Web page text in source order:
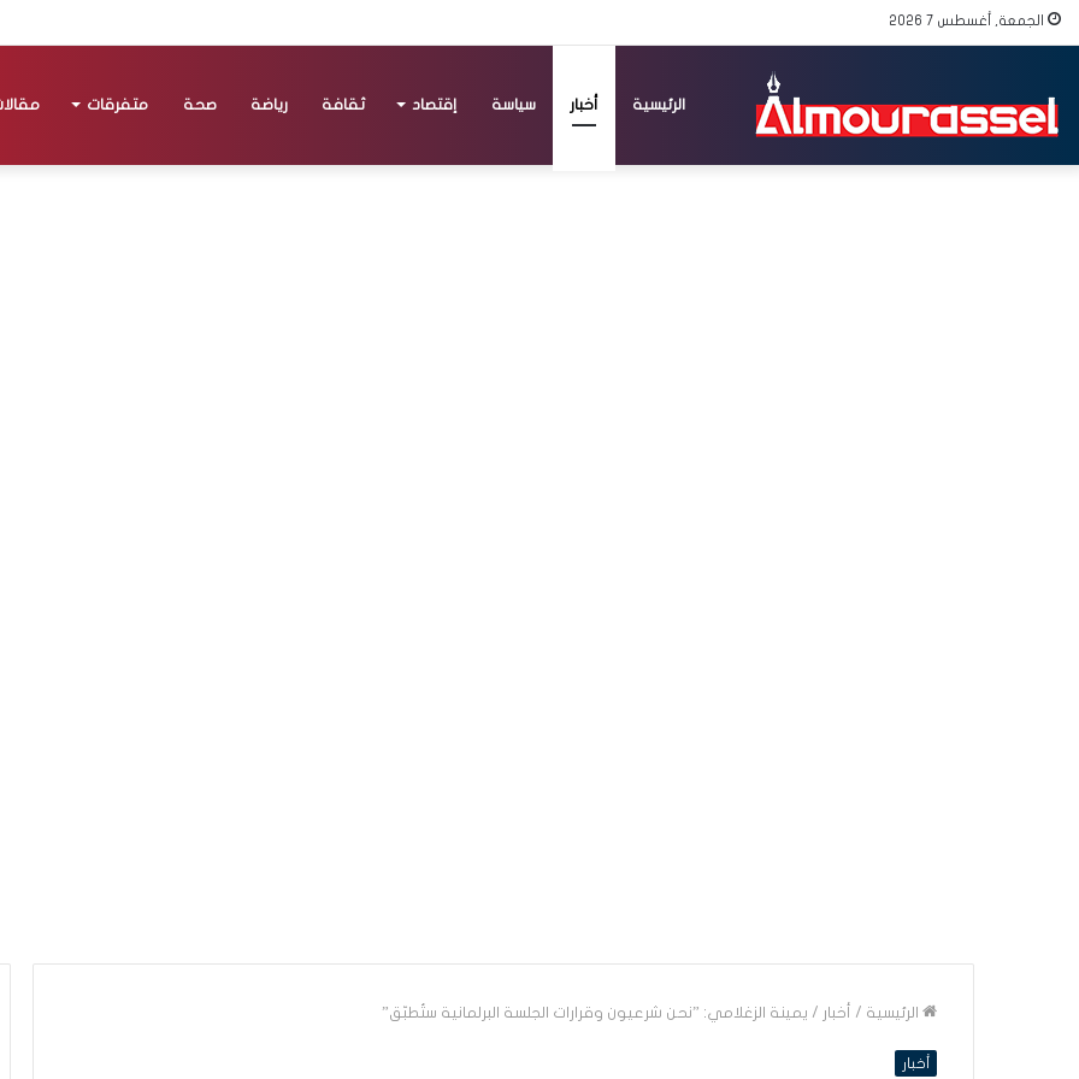
الجمعة, أغسطس 7 2026
الرئيسية أخبار سياسة إقتصاد ثقافة رياضة صحة متفرقات
الرئيسية / أخبار / يمينة الزغلامي: ”نحن شرعيون وقرارات الجلسة البرلمانية ستُطبّق”
أخبار